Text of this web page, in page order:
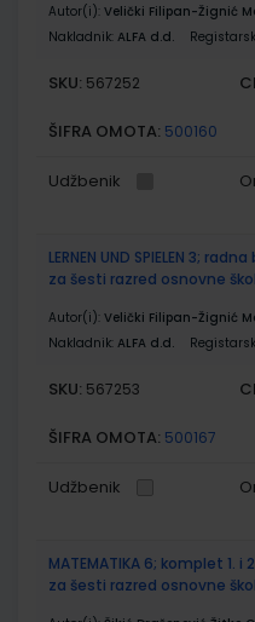
Autor(i): Velički Filipan-Žignić
Nakladnik: ALFA d.d.
SKU: 567252
ŠIFRA OMOTA: 500160
Udžbenik
LERNEN UND SPIELEN 3;
za šesti razred osnovne
Autor(i): Velički Filipan-Žignić
Nakladnik: ALFA d.d.
SKU: 567253
ŠIFRA OMOTA: 500167
Udžbenik
MATEMATIKA 6; komplet
za šesti razred osnovne